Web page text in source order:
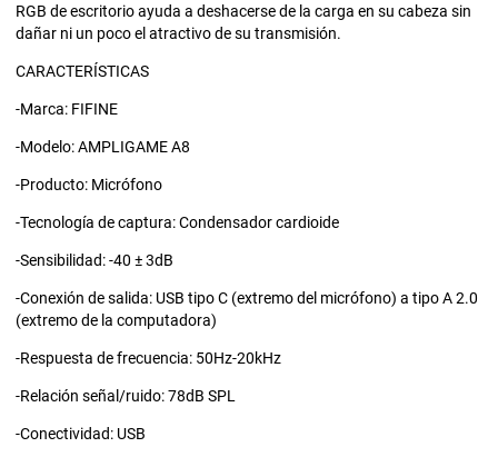
RGB de escritorio ayuda a deshacerse de la carga en su cabeza sin
dañar ni un poco el atractivo de su transmisión.
CARACTERÍSTICAS
-Marca: FIFINE
-Modelo: AMPLIGAME A8
-Producto: Micrófono
-Tecnología de captura: Condensador cardioide
-Sensibilidad: -40 ± 3dB
-Conexión de salida: USB tipo C (extremo del micrófono) a tipo A 2.0
(extremo de la computadora)
-Respuesta de frecuencia: 50Hz-20kHz
-Relación señal/ruido: 78dB SPL
-Conectividad: USB